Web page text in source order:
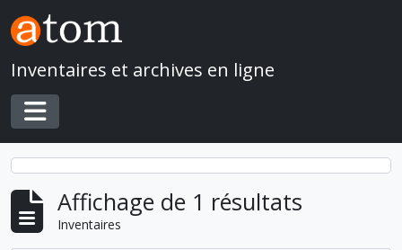
Skip to main content
Inventaires et archives en ligne
Toggle navigation
Affichage de 1 résultats
Inventaires